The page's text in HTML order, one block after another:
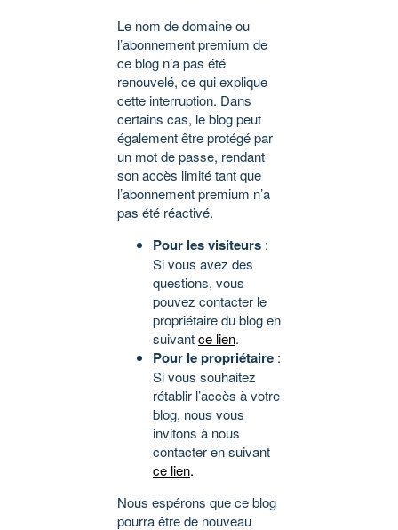
Le nom de domaine ou
l’abonnement premium de
ce blog n’a pas été
renouvelé, ce qui explique
cette interruption. Dans
certains cas, le blog peut
également être protégé par
un mot de passe, rendant
son accès limité tant que
l’abonnement premium n’a
pas été réactivé.
Pour les visiteurs :
Si vous avez des
questions, vous
pouvez contacter le
propriétaire du blog en
suivantce lien.
Pour le propriétaire :
Si vous souhaitez
rétablir l’accès à votre
blog, nous vous
invitons à nous
contacter en suivant
ce lien.
Nous espérons que ce blog
pourra être de nouveau